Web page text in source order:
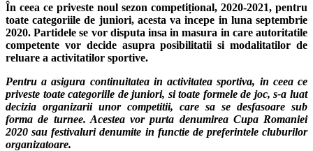
În ceea ce priveste noul sezon competițional, 2020-2021, pentru
toate categoriile de juniori, acesta va incepe in luna septembrie
2020. Partidele se vor disputa insa in masura in care autoritatile
competente vor decide asupra posibilitatii si modalitatilor de
reluare a activitatilor sportive.
Pentru a asigura continuitatea in activitatea sportiva, in ceea ce
priveste toate categoriile de juniori, si toate formele de joc, s-a luat
decizia organizarii unor competitii, care sa se desfasoare sub
forma de turnee. Acestea vor purta denumirea Cupa Romaniei
2020 sau festivaluri denumite in functie de preferintele cluburilor
organizatoare.